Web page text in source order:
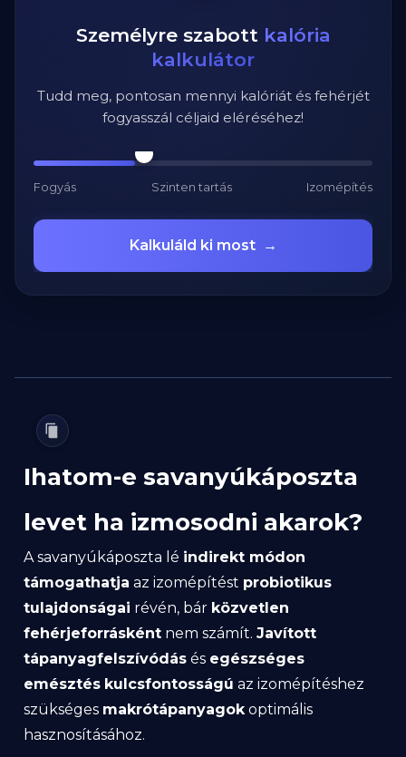
Személyre szabott kalória
kalkulátor
Tudd meg, pontosan mennyi kalóriát és fehérjét
fogyasszál céljaid eléréséhez!
Fogyás Szinten tartás Izomépítés
Kalkuláld ki most →
Ihatom-e savanyúkáposzta
levet ha izmosodni akarok?
A savanyúkáposzta lé indirekt módon
támogathatja az izomépítést probiotikus
tulajdonságai révén, bár közvetlen
fehérjeforrásként nem számít. Javított
tápanyagfelszívódás és egészséges
emésztés kulcsfontosságú az izomépítéshez
szükséges makrótápanyagok optimális
hasznosításához.